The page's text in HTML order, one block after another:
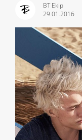
BT Ekip
29.01.2016